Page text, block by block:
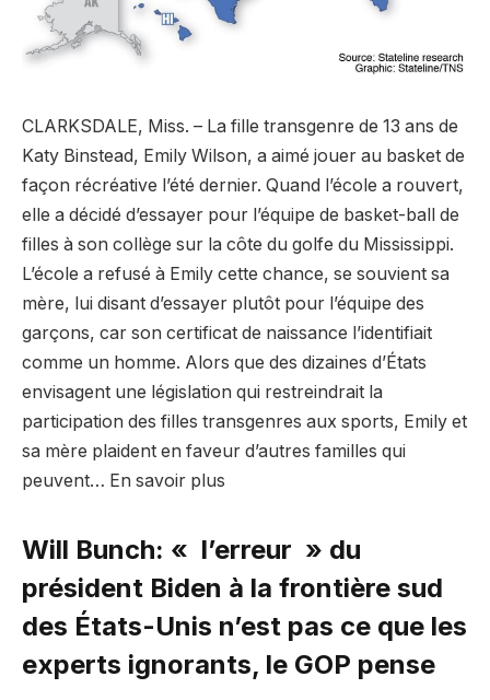
CLARKSDALE, Miss. – La fille transgenre de 13 ans de
Katy Binstead, Emily Wilson, a aimé jouer au basket de
façon récréative l’été dernier. Quand l’école a rouvert,
elle a décidé d’essayer pour l’équipe de basket-ball de
filles à son collège sur la côte du golfe du Mississippi.
L’école a refusé à Emily cette chance, se souvient sa
mère, lui disant d’essayer plutôt pour l’équipe des
garçons, car son certificat de naissance l’identifiait
comme un homme. Alors que des dizaines d’États
envisagent une législation qui restreindrait la
participation des filles transgenres aux sports, Emily et
sa mère plaident en faveur d’autres familles qui
peuvent… En savoir plus
Will Bunch: « l’erreur » du
président Biden à la frontière sud
des États-Unis n’est pas ce que les
experts ignorants, le GOP pense